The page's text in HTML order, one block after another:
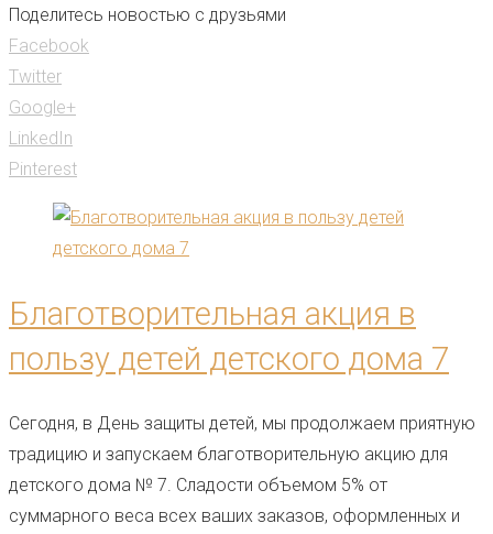
Поделитесь новостью с друзьями
Facebook
Twitter
Google+
LinkedIn
Pinterest
Благотворительная акция в
пользу детей детского дома 7
Сегодня, в День защиты детей, мы продолжаем приятную
традицию и запускаем благотворительную акцию для
детского дома № 7. Сладости объемом 5% от
суммарного веса всех ваших заказов, оформленных и